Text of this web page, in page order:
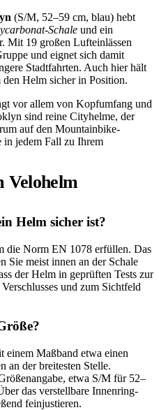
(S/M, 52–59 cm, blau) hebt
Schale und ein
Mit 19 großen Lufteinlässen
und eignet sich damit
Stadtfahrten. Auch hier hält
Helm sicher in Position.
vor allem von Kopfumfang und
sind reine Cityhelme, der
auf den Mountainbike-
in jedem Fall zu Ihrem
Velohelm
Helm sicher ist?
die Norm EN 1078 erfüllen. Das
Sie meist innen an der Schale
der Helm in geprüften Tests zur
und zum Sichtfeld
einem Maßband etwa einen
an der breitesten Stelle.
etwa S/M für 52–
das verstellbare Innenring-
feinjustieren.